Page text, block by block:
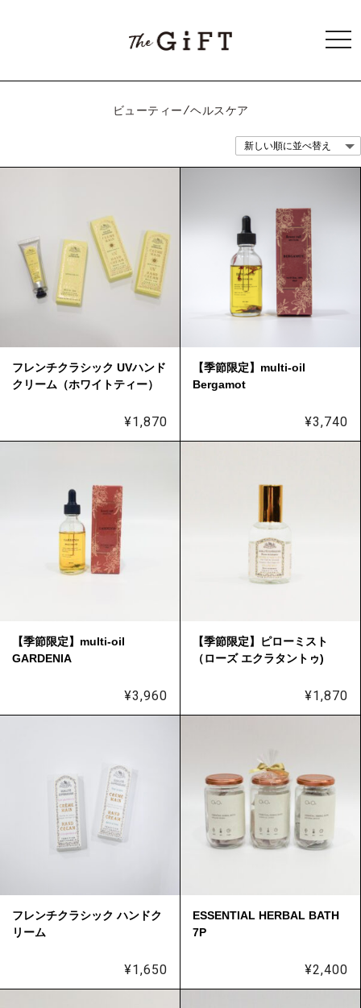
ビューティー/ヘルスケア
フレンチクラシック UVハンド
クリーム（ホワイトティー）
¥1,870
【季節限定】multi-oil
Bergamot
¥3,740
【季節限定】multi-oil
GARDENIA
¥3,960
【季節限定】ピローミスト
（ローズ エクラタントゥ)
¥1,870
フレンチクラシック ハンドク
リーム
¥1,650
ESSENTIAL HERBAL BATH
7P
¥2,400